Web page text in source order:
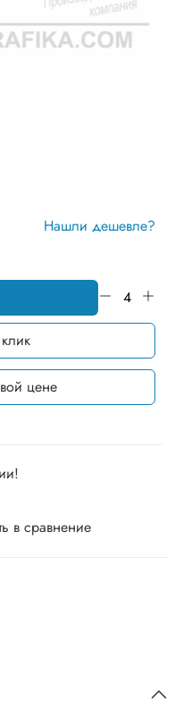
в сравнение
Нашли дешевле?
цене